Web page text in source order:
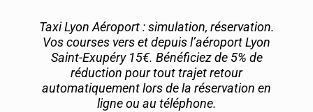
Taxi Lyon Aéroport : simulation, réservation.
Vos courses vers et depuis l’aéroport Lyon
Saint-Exupéry 15€. Bénéficiez de 5% de
réduction pour tout trajet retour
automatiquement lors de la réservation en
ligne ou au téléphone.